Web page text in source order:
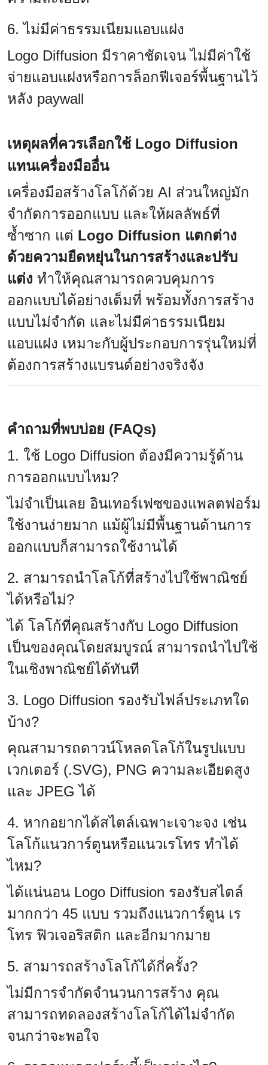
6. ไม่มีค่าธรรมเนียมแอบแฝง
Logo Diffusion มีราคาชัดเจน ไม่มีค่าใช้
จ่ายแอบแฝงหรือการล็อกฟีเจอร์พื้นฐานไว้
หลัง paywall
เหตุผลที่ควรเลือกใช้ Logo Diffusion
แทนเครื่องมืออื่น
เครื่องมือสร้างโลโก้ด้วย AI ส่วนใหญ่มัก
จำกัดการออกแบบ และให้ผลลัพธ์ที่
ซ้ำซาก แต่ Logo Diffusion แตกต่าง
ด้วยความยืดหยุ่นในการสร้างและปรับ
แต่ง ทำให้คุณสามารถควบคุมการ
ออกแบบได้อย่างเต็มที่ พร้อมทั้งการสร้าง
แบบไม่จำกัด และไม่มีค่าธรรมเนียม
แอบแฝง เหมาะกับผู้ประกอบการรุ่นใหม่ที่
ต้องการสร้างแบรนด์อย่างจริงจัง
คำถามที่พบบ่อย (FAQs)
1. ใช้ Logo Diffusion ต้องมีความรู้ด้าน
การออกแบบไหม?
ไม่จำเป็นเลย อินเทอร์เฟซของแพลตฟอร์ม
ใช้งานง่ายมาก แม้ผู้ไม่มีพื้นฐานด้านการ
ออกแบบก็สามารถใช้งานได้
2. สามารถนำโลโก้ที่สร้างไปใช้พาณิชย์
ได้หรือไม่?
ได้ โลโก้ที่คุณสร้างกับ Logo Diffusion
เป็นของคุณโดยสมบูรณ์ สามารถนำไปใช้
ในเชิงพาณิชย์ได้ทันที
3. Logo Diffusion รองรับไฟล์ประเภทใด
บ้าง?
คุณสามารถดาวน์โหลดโลโก้ในรูปแบบ
เวกเตอร์ (.SVG), PNG ความละเอียดสูง
และ JPEG ได้
4. หากอยากได้สไตล์เฉพาะเจาะจง เช่น
โลโก้แนวการ์ตูนหรือแนวเรโทร ทำได้
ไหม?
ได้แน่นอน Logo Diffusion รองรับสไตล์
มากกว่า 45 แบบ รวมถึงแนวการ์ตูน เร
โทร ฟิวเจอริสติก และอีกมากมาย
5. สามารถสร้างโลโก้ได้กี่ครั้ง?
ไม่มีการจำกัดจำนวนการสร้าง คุณ
สามารถทดลองสร้างโลโก้ได้ไม่จำกัด
จนกว่าจะพอใจ